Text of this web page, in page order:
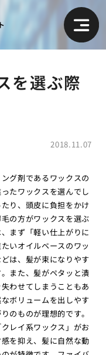
を選ぶ際
2018.11.07
グ剤であるワックスの
たワックスを選んでし
り、頭皮に負担をかけ
の方がワックスを選ぶ
まず「軽い仕上がりに
いオイルベースのワッ
は、髪が束になりやす
また、髪がペタッと潰
わせてしまうこともあ
ボリュームを出しやす
のものが理想的です。
レイ系ワックス」がお
を抑え、髪に自然な動